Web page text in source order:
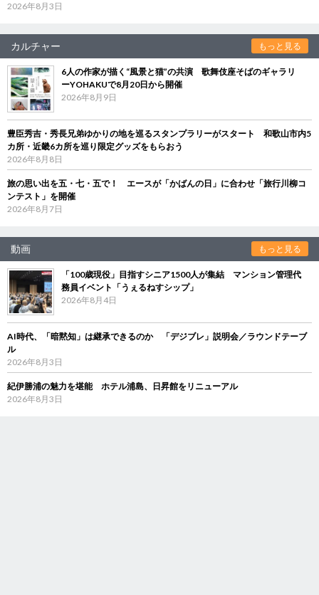
2026年8月3日
カルチャー もっと見る
6人の作家が描く“風景と猫”の共演 歌舞伎座そばのギャラリ
ーYOHAKUで8月20日から開催
2026年8月9日
豊臣秀吉・秀長兄弟ゆかりの地を巡るスタンプラリーがスタート 和歌山市内5
カ所・近畿6カ所を巡り限定グッズをもらおう
2026年8月8日
旅の思い出を五・七・五で！ エースが「かばんの日」に合わせ「旅行川柳コ
ンテスト」を開催
2026年8月7日
動画 もっと見る
「100歳現役」目指すシニア1500人が集結 マンション管理代
務員イベント「うぇるねすシップ」
2026年8月4日
AI時代、「暗黙知」は継承できるのか 「デジブレ」説明会／ラウンドテーブ
ル
2026年8月3日
紀伊勝浦の魅力を堪能 ホテル浦島、日昇館をリニューアル
2026年8月3日